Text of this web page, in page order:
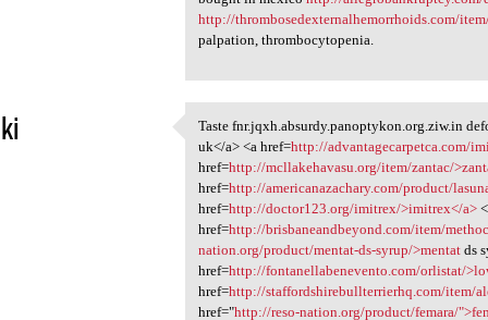
http://thrombosedexternalhemorrhoids.com/
palpation, thrombocytopenia.
Taste fnr.jqxh.absurdy
Taste fnr.jqxh.absurdy.panoptykon.org.ziw.in
uk</a> <a href=http://advantagecarpetca.com/
href=http://mcllakehavasu.org/item/zantac/
href=http://americanazachary.com/product/
href=http://doctor123.org/imitrex/>imitrex</a>
href=http://brisbaneandbeyond.com/item/
nation.org/product/mentat-ds-syrup/>mentat ds
href=http://fontanellabenevento.com/orlistat/
href=http://staffordshirebullterrierhq.com/item/
href="http://reso-nation.org/product/femara/